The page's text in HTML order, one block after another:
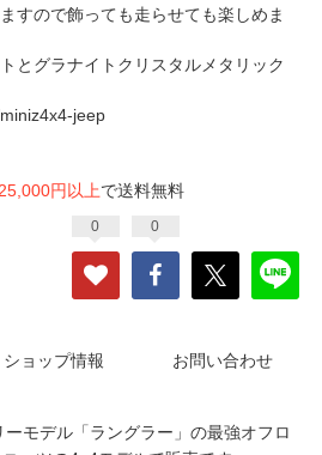
すので飾っても走らせても楽しめま
とグラナイトクリスタルメタリック
jeep
円以上で送料無料
0 0
ショップ情報 お問い合わせ
モデル「ラングラー」の最強オフロ